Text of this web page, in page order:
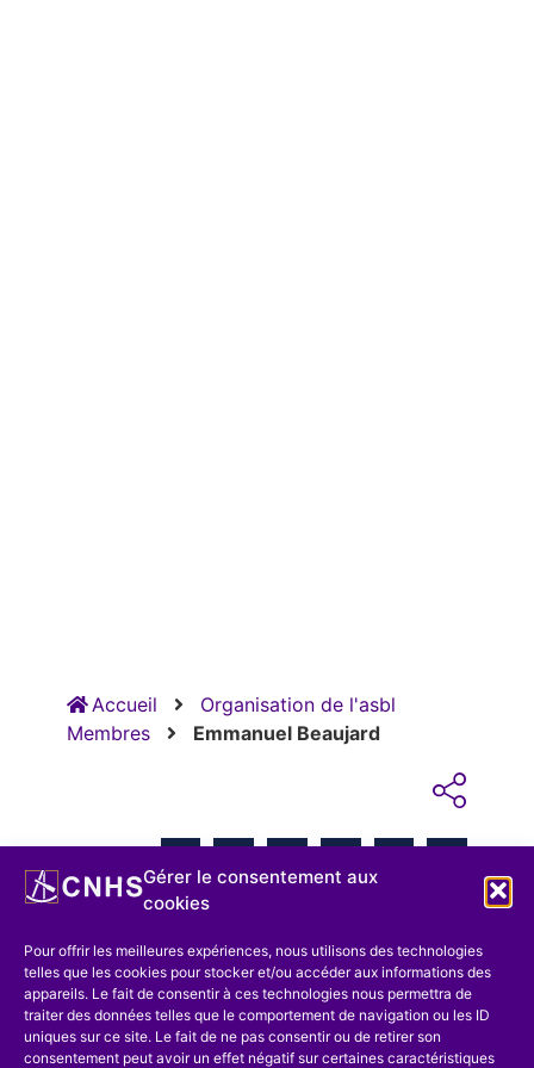
Gérer le consentement aux
cookies
Pour offrir les meilleures expériences, nous utilisons des technologies
telles que les cookies pour stocker et/ou accéder aux informations des
appareils. Le fait de consentir à ces technologies nous permettra de
traiter des données telles que le comportement de navigation ou les ID
uniques sur ce site. Le fait de ne pas consentir ou de retirer son
consentement peut avoir un effet négatif sur certaines caractéristiques
Accueil
Organisation de l'asbl
Membres
Emmanuel Beaujard
ARTICLE PRÉCÉDENT